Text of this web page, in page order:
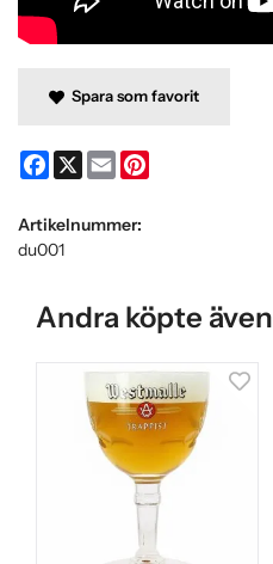
Spara som favorit
Facebook
X Email
Artikelnummer:
du001
Andra köpte även